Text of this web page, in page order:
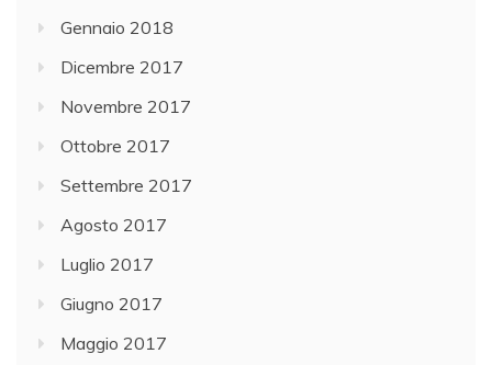
Gennaio 2018
Dicembre 2017
Novembre 2017
Ottobre 2017
Settembre 2017
Agosto 2017
Luglio 2017
Giugno 2017
Maggio 2017